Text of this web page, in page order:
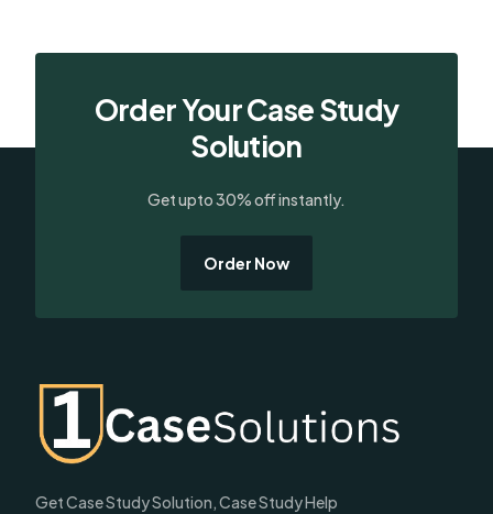
Order Your Case Study
Solution
Get upto 30% off instantly.
Order Now
Get Case Study Solution, Case Study Help